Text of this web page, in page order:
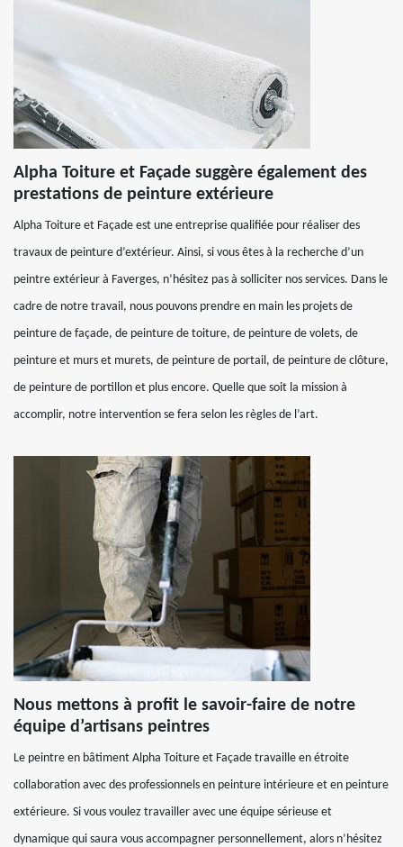
Alpha Toiture et Façade suggère également des
prestations de peinture extérieure
Alpha Toiture et Façade est une entreprise qualifiée pour réaliser des
travaux de peinture d’extérieur. Ainsi, si vous êtes à la recherche d’un
peintre extérieur à Faverges, n’hésitez pas à solliciter nos services. Dans le
cadre de notre travail, nous pouvons prendre en main les projets de
peinture de façade, de peinture de toiture, de peinture de volets, de
peinture et murs et murets, de peinture de portail, de peinture de clôture,
de peinture de portillon et plus encore. Quelle que soit la mission à
accomplir, notre intervention se fera selon les règles de l’art.
Nous mettons à profit le savoir-faire de notre
équipe d’artisans peintres
Le peintre en bâtiment Alpha Toiture et Façade travaille en étroite
collaboration avec des professionnels en peinture intérieure et en peinture
extérieure. Si vous voulez travailler avec une équipe sérieuse et
dynamique qui saura vous accompagner personnellement, alors n’hésitez